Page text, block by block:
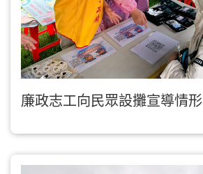
廉政志工向民眾設攤宣導情形